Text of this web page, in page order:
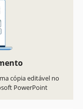
cópia editável no
PowerPoint